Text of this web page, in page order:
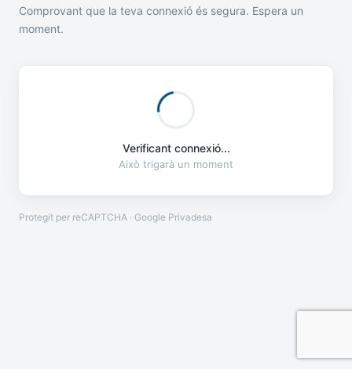
Comprovant que la teva connexió és segura. Espera un
moment.
Verificant connexió...
Això trigarà un moment
Protegit per reCAPTCHA · Google Privadesa